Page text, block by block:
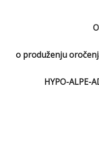
o produženju
HYPO-ALPE-